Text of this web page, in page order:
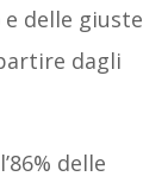
delle giuste
dagli
delle